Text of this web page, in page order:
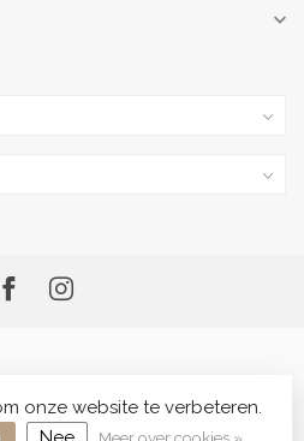
- Your Skincare Shop
onze website te verbeteren.